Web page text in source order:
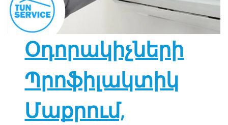
Օդորակիչների
Պրոֆիլակտիկ
Մաքրում,